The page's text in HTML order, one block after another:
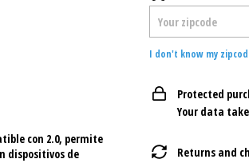
con 2.0, permite
dispositivos de
I don't know my
Protected
Your data
Returns and